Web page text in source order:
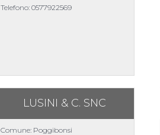
Telefono:0577922569
LUSINI & C. SNC
Comune: Poggibonsi